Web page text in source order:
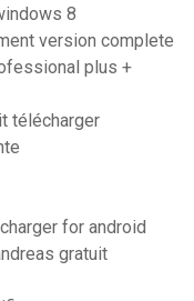
8
version complete
plus +
télécharger
for android
gratuit